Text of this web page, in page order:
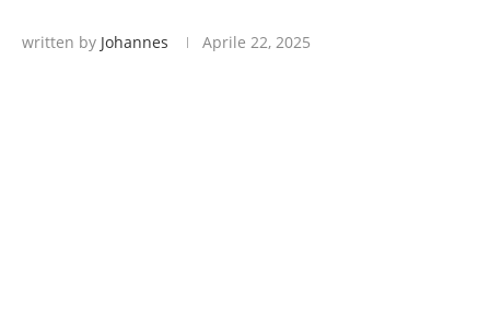
written by Johannes Aprile 22, 2025